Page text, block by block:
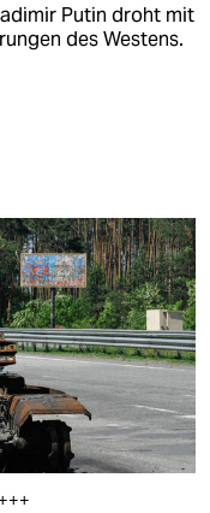
Putin droht mit
des Westens.